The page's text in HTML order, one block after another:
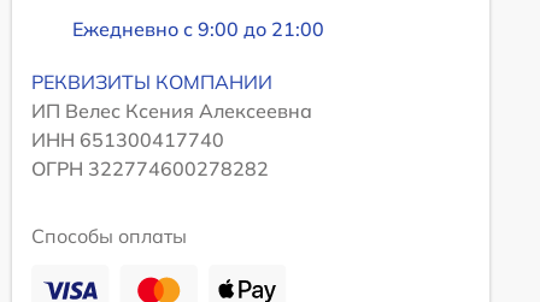
Ежедневно с 9:00 до 21:00
РЕКВИЗИТЫ КОМПАНИИ
ИП Велес Ксения Алексеевна
ИНН 651300417740
ОГРН 322774600278282
Способы оплаты